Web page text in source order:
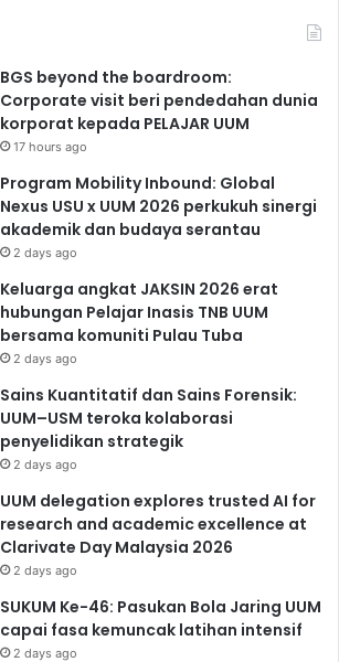
BGS beyond the boardroom:
Corporate visit beri pendedahan dunia
korporat kepada PELAJAR UUM
17 hours ago
Program Mobility Inbound: Global
Nexus USU x UUM 2026 perkukuh sinergi
akademik dan budaya serantau
2 days ago
Keluarga angkat JAKSIN 2026 erat
hubungan Pelajar Inasis TNB UUM
bersama komuniti Pulau Tuba
2 days ago
Sains Kuantitatif dan Sains Forensik:
UUM–USM teroka kolaborasi
penyelidikan strategik
2 days ago
UUM delegation explores trusted AI for
research and academic excellence at
Clarivate Day Malaysia 2026
2 days ago
SUKUM Ke-46: Pasukan Bola Jaring UUM
capai fasa kemuncak latihan intensif
2 days ago